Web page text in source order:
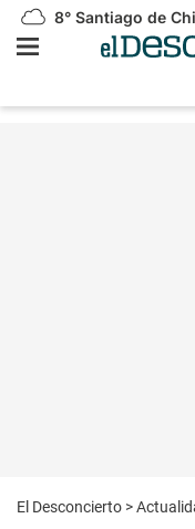
8° Santiago de
El Desconcierto >